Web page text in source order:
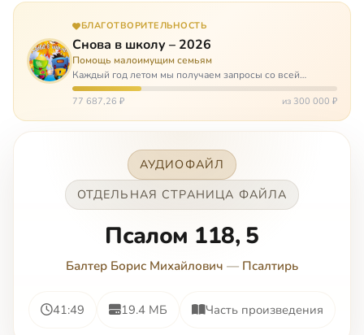
БЛАГОТВОРИТЕЛЬНОСТЬ
Снова в школу – 2026
Помощь малоимущим семьям
Каждый год летом мы получаем запросы со всей
России: помогите собраться в школу. Семьи с больными
детьми или родителями, семьи без пап или мам,
77 687,26 ₽ из 300 000 ₽
АУДИОФАЙЛ
ОТДЕЛЬНАЯ СТРАНИЦА ФАЙЛА
Псалом 118, 5
Балтер Борис Михайлович — Псалтирь
41:49 19.4 МБ Часть произведения